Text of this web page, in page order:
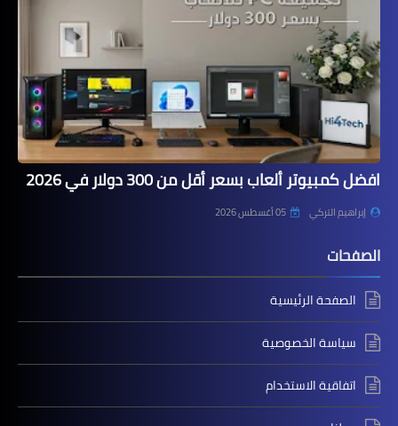
افضل كمبيوتر ألعاب بسعر أقل من 300 دولار في 2026
إبراهيم التركي 05 أغسطس 2026
الصفحات
الصفحة الرئيسية
سياسة الخصوصية
اتفاقية الاستخدام